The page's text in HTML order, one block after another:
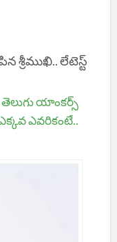
శ్రీముఖి.. లేటెస్ట్
తెలుగు యాంక‌ర్స్
ఎవ‌రికంటే..